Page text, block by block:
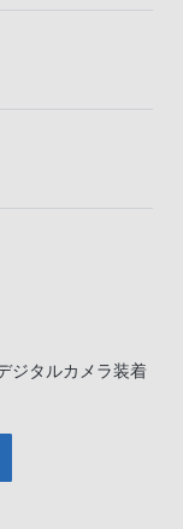
ジタルカメラ装着